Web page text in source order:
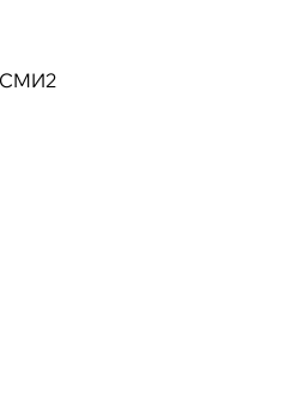
СМИ2